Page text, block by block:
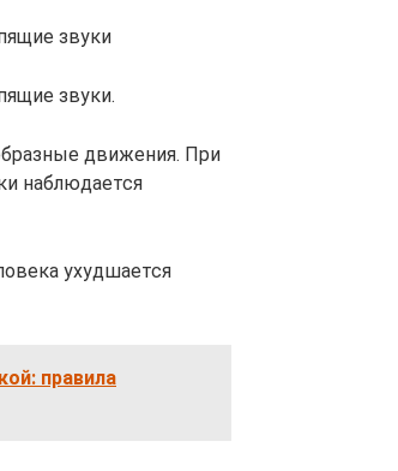
звуки
звуки.
движения. При
наблюдается
ухудшается
правила